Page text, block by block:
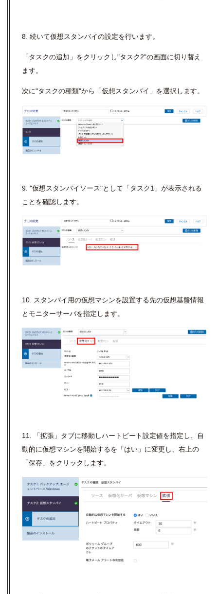
8. 続いて仮想スタンバイの設定を行います。
「タスクの追加」をクリックし"タスク2"の画面に切り替え
ます。
次に"タスクの種類"から「仮想スタンバイ」を選択します。
9. "仮想スタンバイソース"として「タスク1」が表示される
ことを確認します。
10. スタンバイ用の仮想マシンを設置する先の仮想基盤情報
とモニターサーバを指定します。
11. 「拡張」タブに移動しハートビート設定値を指定し、自
動的に仮想マシンを開始するを「はい」に変更し、右上の
「保存」をクリックします。